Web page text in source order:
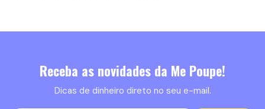
Receba as novidades da Me Poupe!
Dicas de dinheiro direto no seu e-mail.